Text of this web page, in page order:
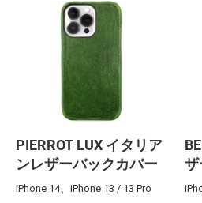
PIERROT LUX イタリア
ンレザーバックカバー
iPhone 14、iPhone 13 / 13 Pro
ザ